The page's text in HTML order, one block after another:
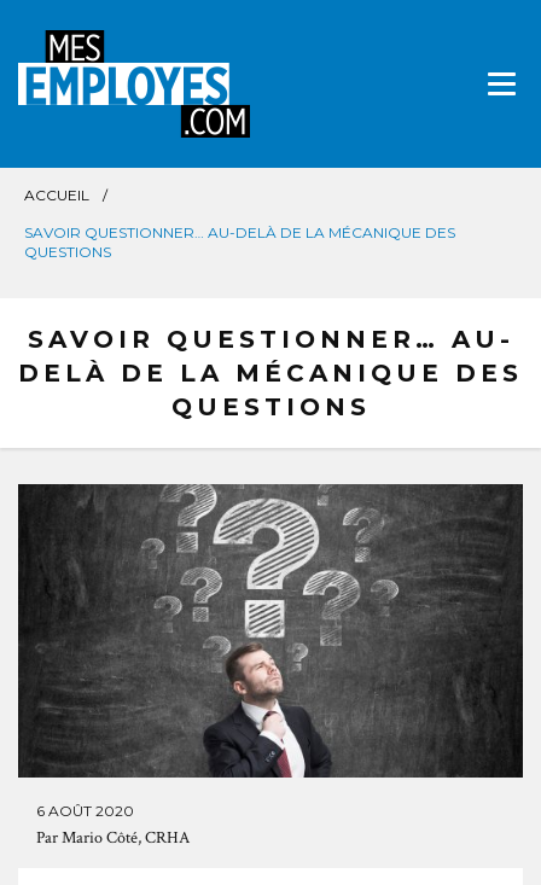
ACCUEIL
SAVOIR QUESTIONNER… AU-DELÀ DE LA MÉCANIQUE DES
QUESTIONS
SAVOIR QUESTIONNER… AU-
DELÀ DE LA MÉCANIQUE DES
QUESTIONS
6 AOÛT 2020
ParMario Côté, CRHA